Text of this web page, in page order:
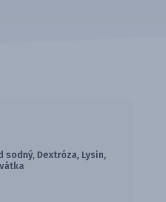
sodný, Dextróza, Lysin,